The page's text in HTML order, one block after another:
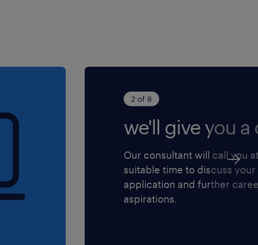
2 of 8
we'll give you a
Our consultant will call you
suitable time to discuss your
application and further
aspirations.